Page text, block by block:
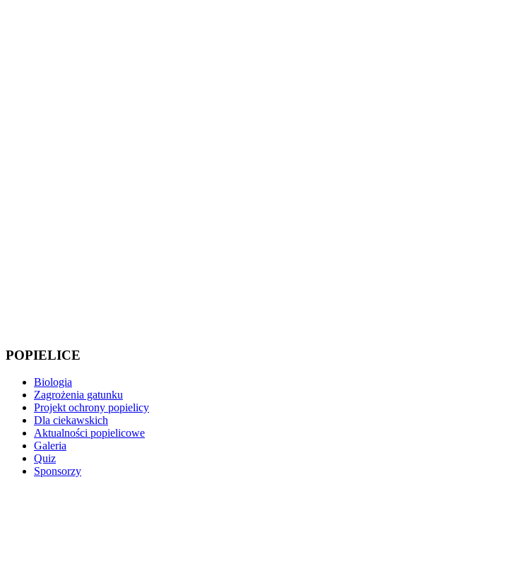
POPIELICE
Biologia
Zagrożenia gatunku
Projekt ochrony popielicy
Dla ciekawskich
Aktualności popielicowe
Galeria
Quiz
Sponsorzy